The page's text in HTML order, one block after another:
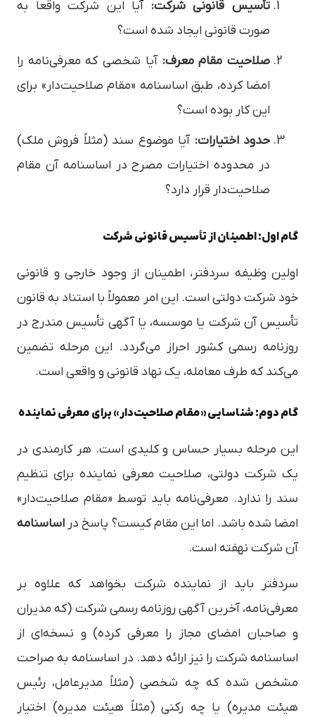
تأسیس قانونی شرکت: آیا این شرکت واقعاً به
صورت قانونی ایجاد شده است؟
صلاحیت مقام معرف: آیا شخصی که معرفی‌نامه را
امضا کرده، طبق اساسنامه «مقام صلاحیت‌دار» برای
این کار بوده است؟
حدود اختیارات: آیا موضوع سند (مثلاً فروش ملک)
در محدوده اختیارات مصرح در اساسنامه آن مقام
صلاحیت‌دار قرار دارد؟
گام اول: اطمینان از تأسیس قانونی شرکت
اولین وظیفه سردفتر، اطمینان از وجود خارجی و قانونی
خود شرکت دولتی است. این امر معمولاً با استناد به قانون
تأسیس آن شرکت یا موسسه، یا آگهی تأسیس مندرج در
روزنامه رسمی کشور احراز می‌گردد. این مرحله تضمین
می‌کند که طرف معامله، یک نهاد قانونی و واقعی است.
گام دوم: شناسایی «مقام صلاحیت‌دار» برای معرفی نماینده
این مرحله بسیار حساس و کلیدی است. هر کارمندی در
یک شرکت دولتی، صلاحیت معرفی نماینده برای تنظیم
سند را ندارد. معرفی‌نامه باید توسط «مقام صلاحیت‌دار»
امضا شده باشد. اما این مقام کیست؟ پاسخ در اساسنامه
آن شرکت نهفته است.
سردفتر باید از نماینده شرکت بخواهد که علاوه بر
معرفی‌نامه، آخرین آگهی روزنامه رسمی شرکت (که مدیران
و صاحبان امضای مجاز را معرفی کرده) و نسخه‌ای از
اساسنامه شرکت را نیز ارائه دهد. در اساسنامه به صراحت
مشخص شده که چه شخصی (مثلاً مدیرعامل، رئیس
هیئت مدیره) یا چه رکنی (مثلاً هیئت مدیره) اختیار